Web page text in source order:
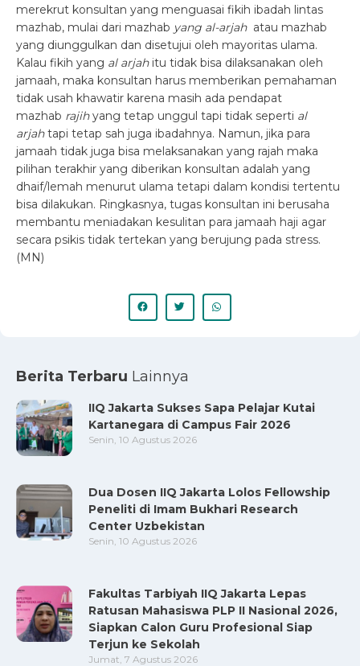
merekrut konsultan yang menguasai fikih ibadah lintas
mazhab, mulai dari mazhab yang al-arjah atau mazhab
yang diunggulkan dan disetujui oleh mayoritas ulama.
Kalau fikih yang al arjah itu tidak bisa dilaksanakan oleh
jamaah, maka konsultan harus memberikan pemahaman
tidak usah khawatir karena masih ada pendapat
mazhab rajihyang tetap unggul tapi tidak seperti al
arjahtapi tetap sah juga ibadahnya. Namun, jika para
jamaah tidak juga bisa melaksanakan yang rajah maka
pilihan terakhir yang diberikan konsultan adalah yang
dhaif/lemah menurut ulama tetapi dalam kondisi tertentu
bisa dilakukan. Ringkasnya, tugas konsultan ini berusaha
membantu meniadakan kesulitan para jamaah haji agar
secara psikis tidak tertekan yang berujung pada stress.
(MN)
Berita Terbaru Lainnya
IIQ Jakarta Sukses Sapa Pelajar Kutai
Kartanegara di Campus Fair 2026
Senin, 10 Agustus 2026
Dua Dosen IIQ Jakarta Lolos Fellowship
Peneliti di Imam Bukhari Research
Center Uzbekistan
Senin, 10 Agustus 2026
Fakultas Tarbiyah IIQ Jakarta Lepas
Ratusan Mahasiswa PLP II Nasional 2026,
Siapkan Calon Guru Profesional Siap
Terjun ke Sekolah
Jumat, 7 Agustus 2026